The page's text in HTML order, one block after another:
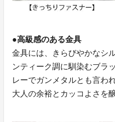
●高級感のある金具
金具には、きらびやかなシ
ンティーク調に馴染むブラ
レーでガンメタルとも言わ
大人の余裕とカッコよさを